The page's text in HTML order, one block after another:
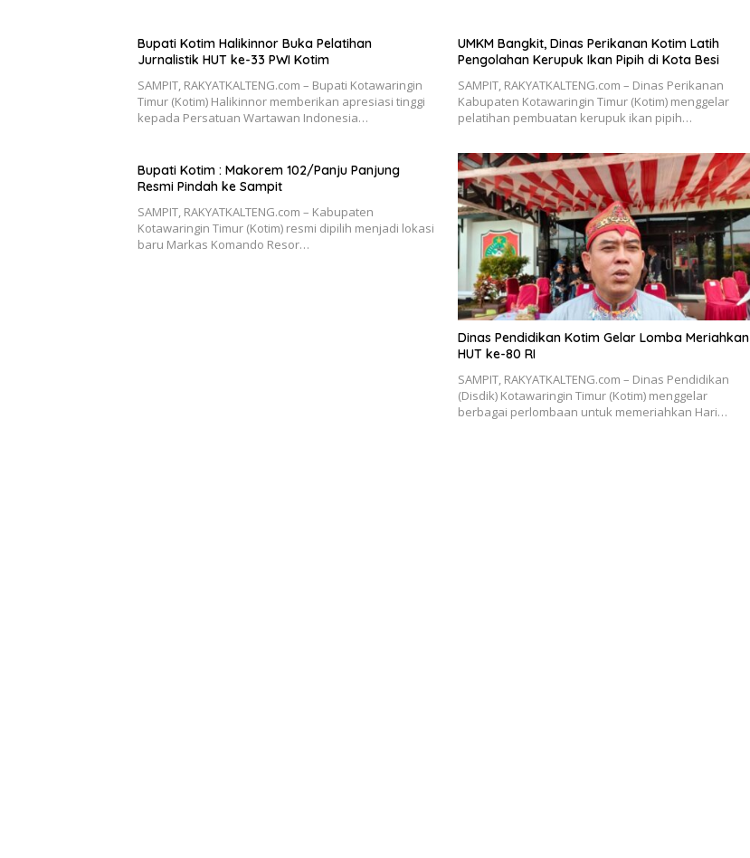
Bupati Kotim Halikinnor Buka Pelatihan
Jurnalistik HUT ke-33 PWI Kotim
SAMPIT, RAKYATKALTENG.com – Bupati Kotawaringin
Timur (Kotim) Halikinnor memberikan apresiasi tinggi
kepada Persatuan Wartawan Indonesia…
UMKM Bangkit, Dinas Perikanan Kotim Latih
Pengolahan Kerupuk Ikan Pipih di Kota Besi
SAMPIT, RAKYATKALTENG.com – Dinas Perikanan
Kabupaten Kotawaringin Timur (Kotim) menggelar
pelatihan pembuatan kerupuk ikan pipih…
Bupati Kotim : Makorem 102/Panju Panjung
Resmi Pindah ke Sampit
SAMPIT, RAKYATKALTENG.com – Kabupaten
Kotawaringin Timur (Kotim) resmi dipilih menjadi lokasi
baru Markas Komando Resor…
Dinas Pendidikan Kotim Gelar Lomba Meriahkan
HUT ke-80 RI
SAMPIT, RAKYATKALTENG.com – Dinas Pendidikan
(Disdik) Kotawaringin Timur (Kotim) menggelar
berbagai perlombaan untuk memeriahkan Hari…